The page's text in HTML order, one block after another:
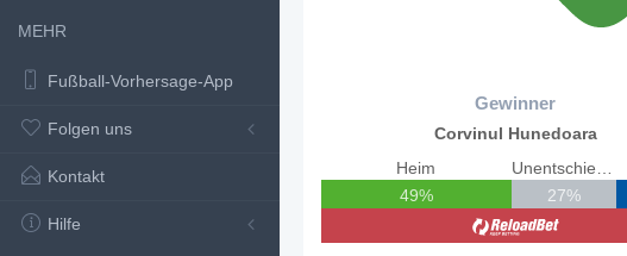
MEHR
Fußball-Vorhersage-App
Folgen uns
Kontakt
Hilfe
Gewinner
Corvinul Hunedoara
Heim
49%
27%